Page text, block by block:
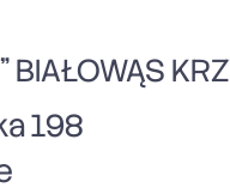
BIAŁOWĄS
198